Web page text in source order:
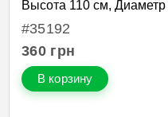
Высота 110 см, Диаметр
#35192
360 грн
В корзину